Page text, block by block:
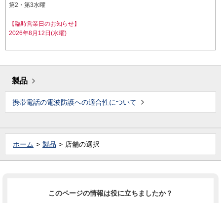
第2・第3水曜
【臨時営業日のお知らせ】
2026年8月12日(水曜)
製品
携帯電話の電波防護への適合性について
ホーム 製品 店舗の選択
このページの情報は役に立ちましたか？